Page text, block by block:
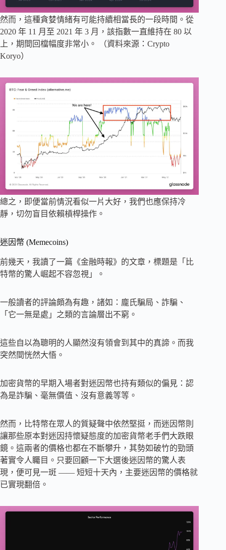
然而，這種貪婪情緒有可能持續相當長的一段時間。從
2020 年 11 月至 2021 年 3 月，該指數一直維持在 80 以
上，期間回檔幅度非常小。 （資料來源：Crypto
Koryo）
總之，即便當前情況看似一片大好，我們也應保持冷
靜，切勿盲目依賴槓桿操作。
迷因幣 (Memecoins)
前幾天，我讀了一篇《金融時報》的文章，標題是「比
特幣的驚人崛起不容忽視」。
一般讀者的評論頗為有趣，諸如：龐氏騙局、詐騙、
「它一無是處」之類的言論層出不窮。
這些自以為聰明的人顯然沒有領會到其中的真諦。而我
突然間恍然大悟。
加密貨幣的早期入場者對迷因幣也持有類似的偏見：認
為是詐騙、毫無價值、沒有意義等等。
然而，比特幣在眾人的質疑聲中依然堅挺，而迷因幣則
讓那些原本對迷因持懷疑態度的加密貨幣老手們大跌眼
鏡。這兩者的價格也都在不斷攀升，其勢如破竹的勁頭
著實令人矚目。只要回顧一下大選後迷因幣的驚人表
現，便可見一斑 —— 短短十天內，主要迷因幣的價格就
已實現翻倍。